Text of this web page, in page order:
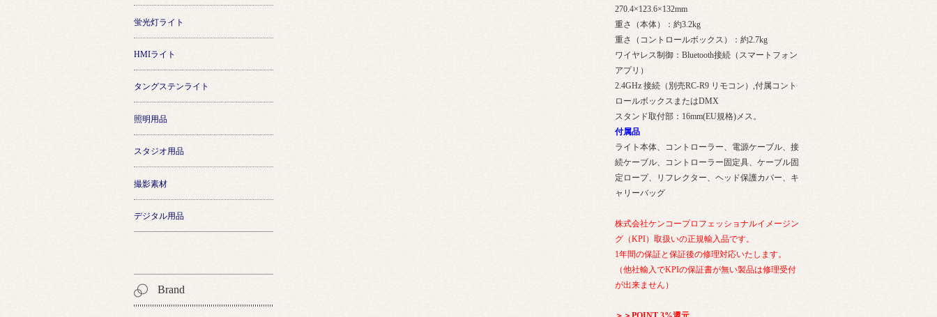
270.4×123.6×132mm
重さ（本体）：約3.2kg
重さ（コントロールボックス）：約2.7kg
ワイヤレス制御：Bluetooth接続（スマートフォン
アプリ）
2.4GHz 接続（別売RC-R9 リモコン）,付属コント
ロールボックスまたはDMX
スタンド取付部：16mm(EU規格)メス。
付属品
ライト本体、コントローラー、電源ケーブル、接
続ケーブル、コントローラー固定具、ケーブル固
定ロープ、リフレクター、ヘッド保護カバー、キ
ャリーバッグ
株式会社ケンコープロフェッショナルイメージン
グ（KPI）取扱いの正規輸入品です。
1年間の保証と保証後の修理対応いたします。
（他社輸入でKPIの保証書が無い製品は修理受付
が出来ません）
蛍光灯ライト
HMIライト
タングステンライト
照明用品
スタジオ用品
撮影素材
デジタル用品
Brand